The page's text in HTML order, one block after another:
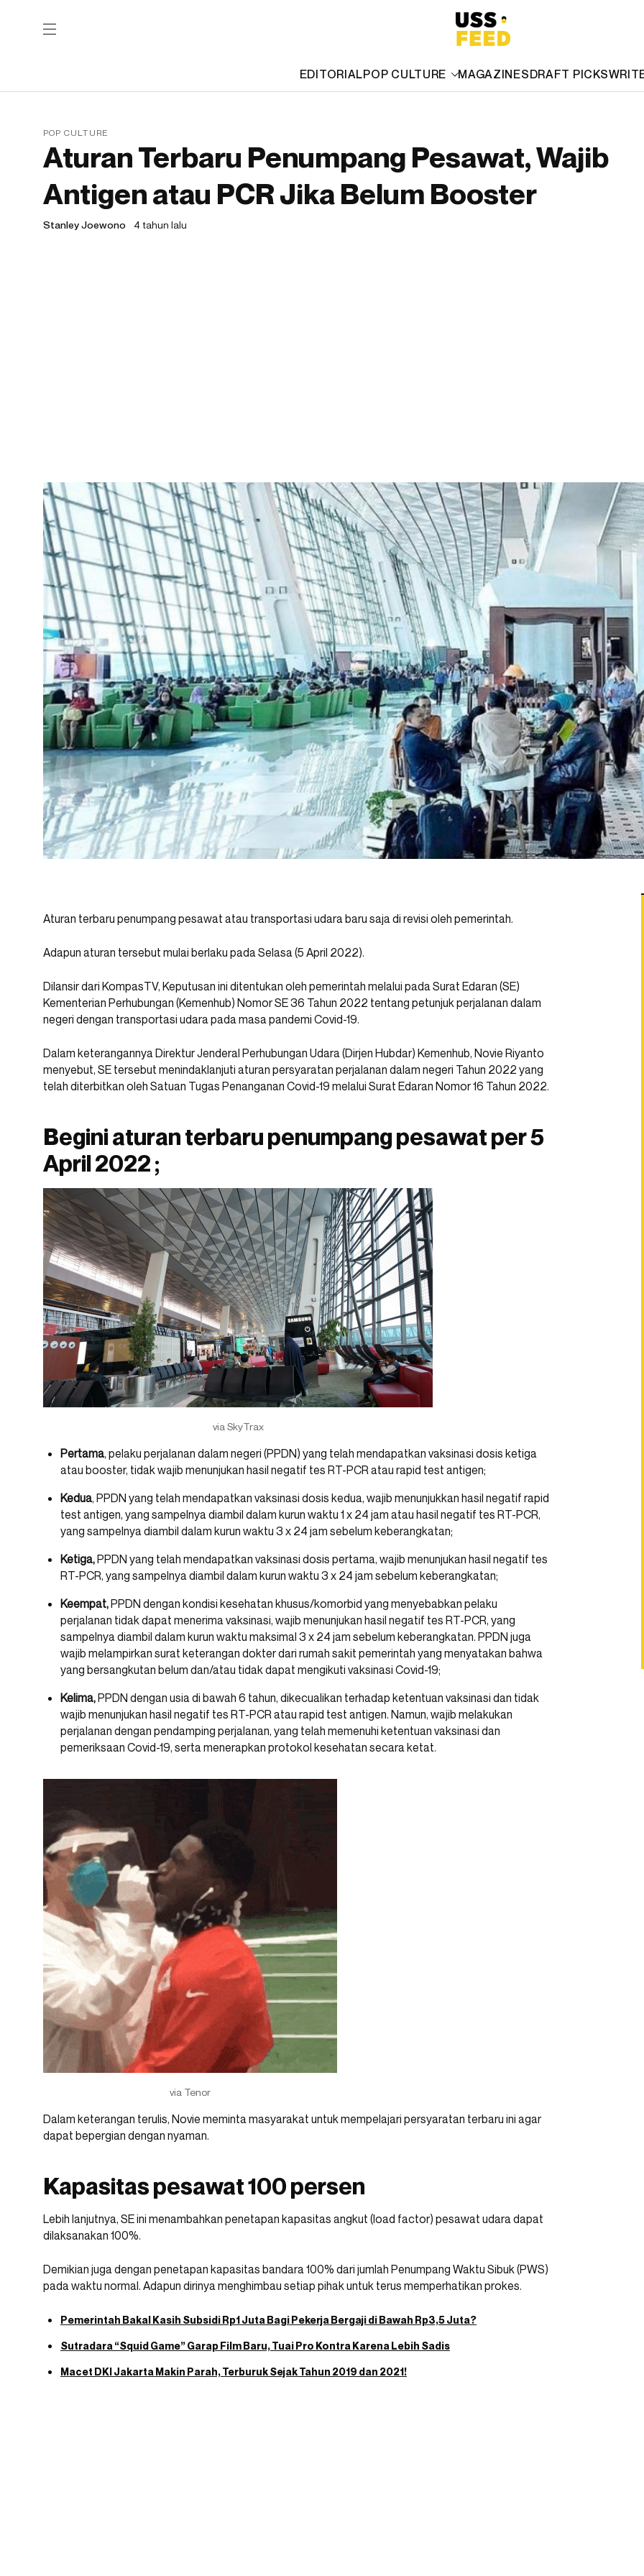
EDITORIALPOP CULTURE MAGAZINESDRAFT PICKS
POP CULTURE
Aturan Terbaru Penumpang Pesawat, Wajib
Antigen atau PCR Jika Belum Booster
Stanley Joewono 4 tahun lalu
Aturan terbaru penumpang pesawat atau transportasi udara baru saja di revisi oleh pemerintah.
Adapun aturan tersebut mulai berlaku pada Selasa (5 April 2022).
Dilansir dari KompasTV, Keputusan ini ditentukan oleh pemerintah melalui pada Surat Edaran (SE)
Kementerian Perhubungan (Kemenhub) Nomor SE 36 Tahun 2022 tentang petunjuk perjalanan dalam
negeri dengan transportasi udara pada masa pandemi Covid-19.
Dalam keterangannya Direktur Jenderal Perhubungan Udara (Dirjen Hubdar) Kemenhub, Novie Riyanto
menyebut, SE tersebut menindaklanjuti aturan persyaratan perjalanan dalam negeri Tahun 2022 yang
telah diterbitkan oleh Satuan Tugas Penanganan Covid-19 melalui Surat Edaran Nomor 16 Tahun 2022.
Begini aturan terbaru penumpang pesawat per 5
April 2022 ;
via SkyTrax
Pertama, pelaku perjalanan dalam negeri (PPDN) yang telah mendapatkan vaksinasi dosis ketiga
atau booster, tidak wajib menunjukan hasil negatif tes RT-PCR atau rapid test antigen;
Kedua, PPDN yang telah mendapatkan vaksinasi dosis kedua, wajib menunjukkan hasil negatif rapid
test antigen, yang sampelnya diambil dalam kurun waktu 1 x 24 jam atau hasil negatif tes RT-PCR,
yang sampelnya diambil dalam kurun waktu 3 x 24 jam sebelum keberangkatan;
Ketiga,PPDN yang telah mendapatkan vaksinasi dosis pertama, wajib menunjukan hasil negatif tes
RT-PCR, yang sampelnya diambil dalam kurun waktu 3 x 24 jam sebelum keberangkatan;
Keempat,PPDN dengan kondisi kesehatan khusus/komorbid yang menyebabkan pelaku
perjalanan tidak dapat menerima vaksinasi, wajib menunjukan hasil negatif tes RT-PCR, yang
sampelnya diambil dalam kurun waktu maksimal 3 x 24 jam sebelum keberangkatan. PPDN juga
wajib melampirkan surat keterangan dokter dari rumah sakit pemerintah yang menyatakan bahwa
yang bersangkutan belum dan/atau tidak dapat mengikuti vaksinasi Covid-19;
Kelima,PPDN dengan usia di bawah 6 tahun, dikecualikan terhadap ketentuan vaksinasi dan tidak
wajib menunjukan hasil negatif tes RT-PCR atau rapid test antigen. Namun, wajib melakukan
perjalanan dengan pendamping perjalanan, yang telah memenuhi ketentuan vaksinasi dan
pemeriksaan Covid-19, serta menerapkan protokol kesehatan secara ketat.
via Tenor
Dalam keterangan terulis, Novie meminta masyarakat untuk mempelajari persyaratan terbaru ini agar
dapat bepergian dengan nyaman.
Kapasitas pesawat 100 persen
Lebih lanjutnya, SE ini menambahkan penetapan kapasitas angkut (load factor) pesawat udara dapat
dilaksanakan 100%.
Demikian juga dengan penetapan kapasitas bandara 100% dari jumlah Penumpang Waktu Sibuk (PWS)
pada waktu normal. Adapun dirinya menghimbau setiap pihak untuk terus memperhatikan prokes.
Pemerintah Bakal Kasih Subsidi Rp1 Juta Bagi Pekerja Bergaji di Bawah Rp3,5 Juta?
Sutradara “Squid Game” Garap Film Baru, Tuai Pro Kontra Karena Lebih Sadis
Macet DKI Jakarta Makin Parah, Terburuk Sejak Tahun 2019 dan 2021!